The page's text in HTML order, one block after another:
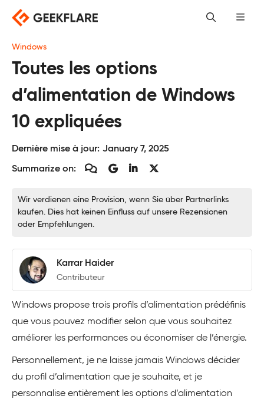
Skip
content
Windows
Toutes les options
d’alimentation de Windows
10 expliquées
Dernière mise à jour: January 7, 2025
Summarize on:
Wir verdienen eine Provision, wenn Sie über Partnerlinks
kaufen. Dies hat keinen Einfluss auf unsere Rezensionen
oder Empfehlungen.
Karrar Haider
Contributeur
Windows propose trois profils d’alimentation prédéfinis
que vous pouvez modifier selon que vous souhaitez
améliorer les performances ou économiser de l’énergie.
Personnellement, je ne laisse jamais Windows décider
du profil d’alimentation que je souhaite, et je
personnalise entièrement les options d’alimentation